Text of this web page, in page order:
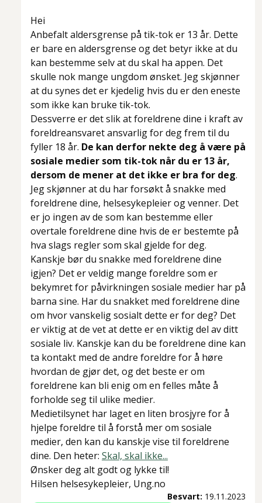
Hei
Anbefalt aldersgrense på tik-tok er 13 år. Dette
er bare en aldersgrense og det betyr ikke at du
kan bestemme selv at du skal ha appen. Det
skulle nok mange ungdom ønsket. Jeg skjønner
at du synes det er kjedelig hvis du er den eneste
som ikke kan bruke tik-tok.
Dessverre er det slik at foreldrene dine i kraft av
foreldreansvaret ansvarlig for deg frem til du
fyller 18 år. De kan derfor nekte deg å være på
sosiale medier som tik-tok når du er 13 år,
dersom de mener at det ikke er bra for deg.
Jeg skjønner at du har forsøkt å snakke med
foreldrene dine, helsesykepleier og venner. Det
er jo ingen av de som kan bestemme eller
overtale foreldrene dine hvis de er bestemte på
hva slags regler som skal gjelde for deg.
Kanskje bør du snakke med foreldrene dine
igjen? Det er veldig mange foreldre som er
bekymret for påvirkningen sosiale medier har på
barna sine. Har du snakket med foreldrene dine
om hvor vanskelig sosialt dette er for deg? Det
er viktig at de vet at dette er en viktig del av ditt
sosiale liv. Kanskje kan du be foreldrene dine kan
ta kontakt med de andre foreldre for å høre
hvordan de gjør det, og det beste er om
foreldrene kan bli enig om en felles måte å
forholde seg til ulike medier.
Medietilsynet har laget en liten brosjyre for å
hjelpe foreldre til å forstå mer om sosiale
medier, den kan du kanskje vise til foreldrene
dine. Den heter: Skal, skal ikke...
Ønsker deg alt godt og lykke til!
Hilsen helsesykepleier, Ung.no
Besvart: 19.11.2023